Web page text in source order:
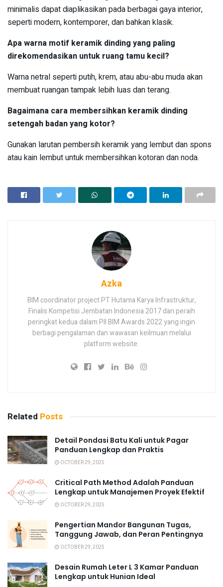
minimalis dapat diaplikasikan pada berbagai gaya interior,
seperti modern, kontemporer, dan bahkan klasik.
Apa warna motif keramik dinding yang paling
direkomendasikan untuk ruang tamu kecil?
Warna netral seperti putih, krem, atau abu-abu muda akan
membuat ruangan tampak lebih luas dan terang.
Bagaimana cara membersihkan keramik dinding
setengah badan yang kotor?
Gunakan larutan pembersih keramik yang lembut dan spons
atau kain lembut untuk membersihkan kotoran dan noda.
Azka
BIM coordinator project PT Hutama Karya Infrastruktur,
Finalis Kompetisi Jembatan Indonesia 2017 dan peraih
peringkat kedua dalam PII BIM Awards 2022 yang ingin
berbagi pengalaman dan wawasan keilmuan melalui
platform website.
Related Posts
Detail Pondasi Batu Kali untuk Pagar
Panduan Lengkap dan Praktis
OCTOBER 29, 2025
Critical Path Method Adalah Panduan
Lengkap untuk Manajemen Proyek Efektif
OCTOBER 29, 2025
Pengertian Mandor Bangunan Tugas,
Tanggung Jawab, dan Peran Pentingnya
OCTOBER 29, 2025
Desain Rumah Leter L 3 Kamar Panduan
Lengkap untuk Hunian Ideal